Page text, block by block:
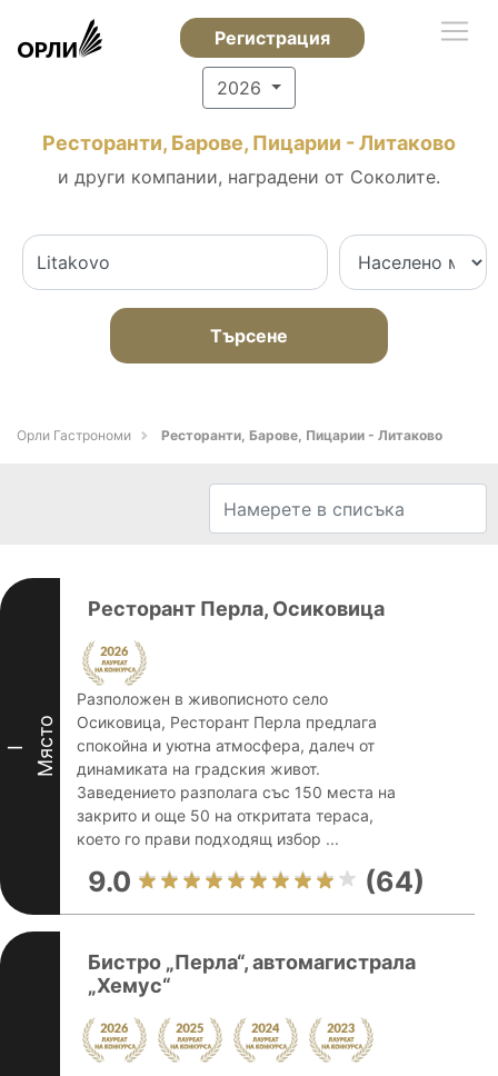
Регистрация
2026
Ресторанти, Барове, Пицарии - Литаково
и други компании, наградени от Соколите.
Търсене
Орли Гастрономи Ресторанти, Барове, Пицарии - Литаково
I Място
Ресторант Перла, Осиковица
Разположен в живописното село
Осиковица, Ресторант Перла предлага
спокойна и уютна атмосфера, далеч от
динамиката на градския живот.
Заведението разполага със 150 места на
закрито и още 50 на откритата тераса,
което го прави подходящ избор ...
9.0 (64)
Бистро „Перла“, автомагистрала
„Хемус“